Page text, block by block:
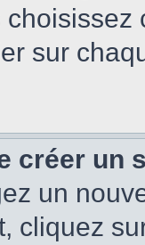
sur
créer un
un
cliquez